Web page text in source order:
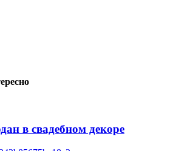
в свадебном декоре